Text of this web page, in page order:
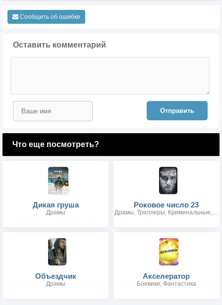
Сообщить об ошибке
Оставить комментарий
Отправить
Что еще посмотреть?
Дикая груша
Драмы
Роковое число 23
Драмы, Триллеры, Криминальные, Детективы, Ужасы
Объездчик
Драмы
Акселератор
Боевики, Фантастика